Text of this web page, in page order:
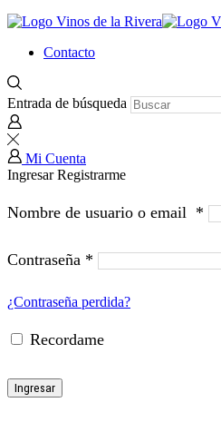
Contacto
Entrada de búsqueda
Mi Cuenta
IngresarRegistrarme
Nombre de usuario o email *
Contraseña *
¿Contraseña perdida?
Recordame
Ingresar